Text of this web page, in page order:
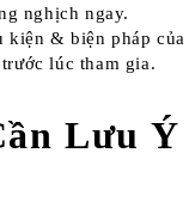
nghịch ngay.
kiện & biện pháp của
lúc tham gia.
Lưu